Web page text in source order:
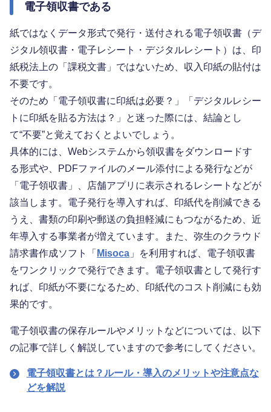
電子領収書である
紙ではなくデータ形式で発行・送付される電子領収書（デ
ジタル領収書・電子レシート・デジタルレシート）は、印
紙税法上の「課税文書」ではないため、収入印紙の貼付は
不要です。
そのため「電子領収書に印紙は必要？」「デジタルレシー
トに印紙を貼る方法は？」と迷った際には、結論とし
て“不要”と覚えておくとよいでしょう。
具体的には、Webシステムから領収書をダウンロードす
る形式や、PDFファイルのメール添付による発行などが
「電子領収書」、店舗アプリに表示されるレシートなどが
該当します。電子発行を導入すれば、印紙代を削減できる
うえ、書類の印刷や郵送の負担軽減にもつながるため、近
年導入する事業者が増えています。また、弥生のクラウド
請求書作成ソフト「 Misoca 」を利用すれば、電子領収書
をワンクリックで発行できます。電子領収書として発行す
れば、印紙が不要になるため、印紙代のコスト削減にも効
果的です。
電子領収書の保存ルールやメリットなどについては、以下
の記事で詳しく解説していますので参考にしてください。
電子領収書とは？ルール・導入のメリットや注意点な
どを解説